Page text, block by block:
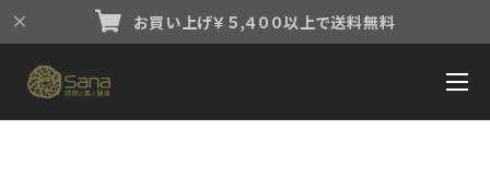
お買い上げ￥５,４００以上で送料無料